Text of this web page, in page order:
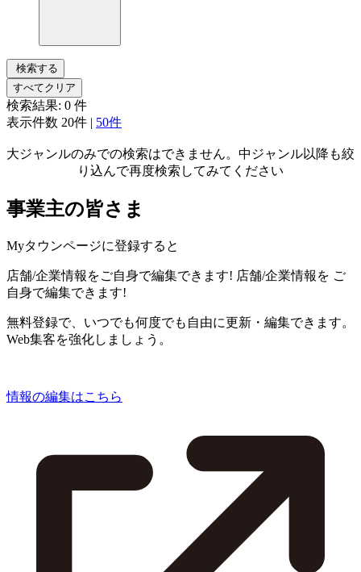
検索する
すべてクリア
検索結果: 0 件
表示件数 20件 | 50件
大ジャンルのみでの検索はできません。中ジャンル以降も絞
り込んで再度検索してみてください
事業主の皆さま
Myタウンページに登録すると
店舗/企業情報をご自身で編集できます! 店舗/企業情報を ご
自身で編集できます!
無料登録で、いつでも何度でも自由に更新・編集できます。
Web集客を強化しましょう。
情報の編集はこちら